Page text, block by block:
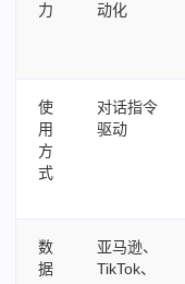
力
动化
使
用
方
式
对话指令
驱动
数
据
亚马逊、
TikTok、